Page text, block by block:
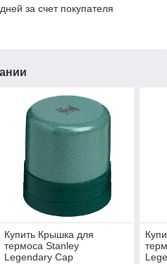
за счет покупателя
Купить Крышка для
термоса Stanley
Legendary Cap